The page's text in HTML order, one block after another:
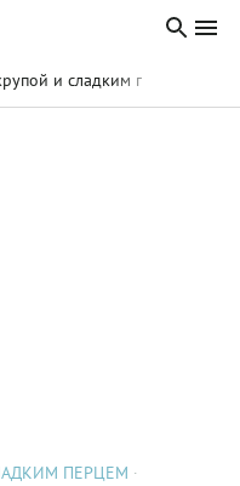
и сладким перцем
ПЕРЦЕМ